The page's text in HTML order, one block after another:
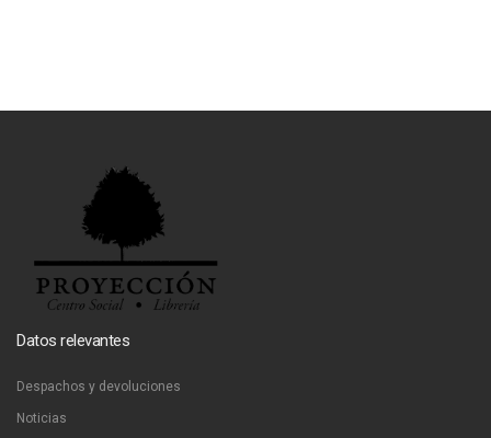
Datos relevantes
Despachos y devoluciones
Noticias